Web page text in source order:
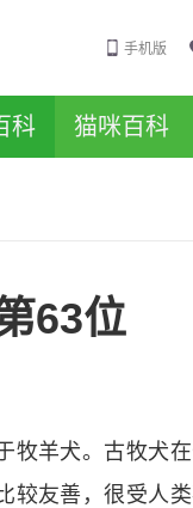
手机版
科 猫咪百科
63位
牧羊犬。古牧犬
较友善，很受人